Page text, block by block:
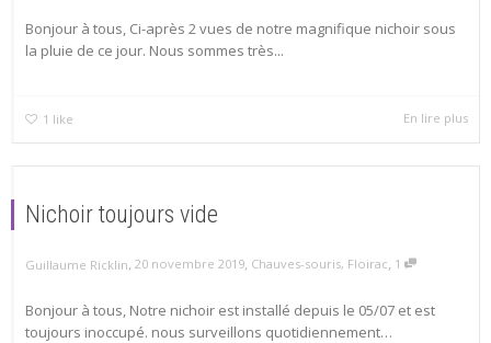
Bonjour à tous, Ci-après 2 vues de notre magnifique nichoir sous
la pluie de ce jour. Nous sommes très...
1 like En lire plus
Nichoir toujours vide
Guillaume Ricklin, 20 novembre 2019, Chauves-souris, Floirac, 1
Bonjour à tous, Notre nichoir est installé depuis le 05/07 et est
toujours inoccupé. nous surveillons quotidiennement…